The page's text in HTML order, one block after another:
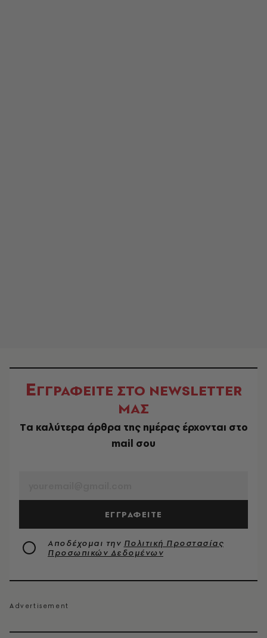
ΕΓΓΡΑΦΕΙΤΕ ΣΤΟ NEWSLETTER
ΜΑΣ
Tα καλύτερα άρθρα της ημέρας έρχονται στο
mail σου
ΕΓΓΡΑΦΕΙΤΕ
Αποδέχομαι την Πολιτική Προστασίας
Προσωπικών Δεδομένων